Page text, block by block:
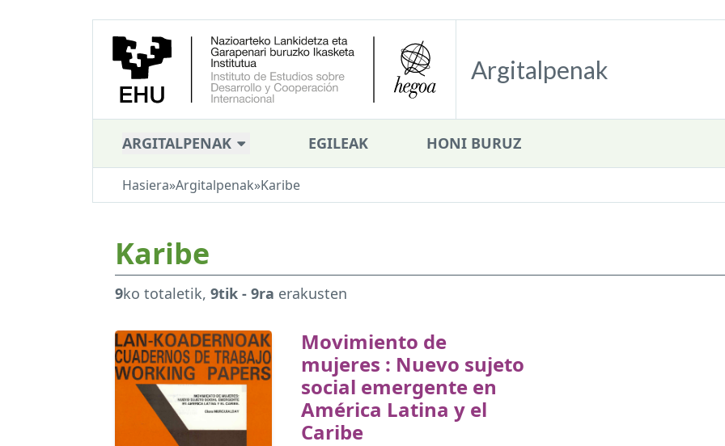
Argitalpenak
ARGITALPENAK EGILEAK HONI BURUZ
Hasiera»Argitalpenak»Karibe
Karibe
9ko totaletik, 9tik - 9ra erakusten
Movimiento de
mujeres : Nuevo sujeto
social emergente en
América Latina y el
Caribe